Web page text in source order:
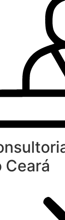
Ceará